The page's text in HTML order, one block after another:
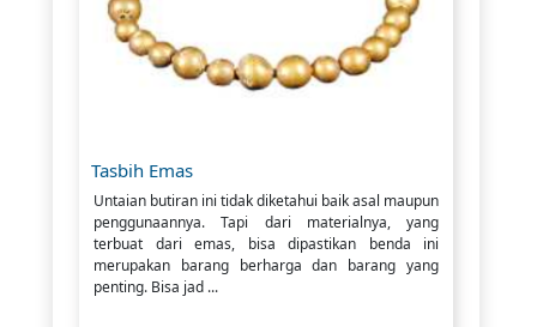
Tasbih Emas
Untaian butiran ini tidak diketahui baik asal maupun
penggunaannya. Tapi dari materialnya, yang
terbuat dari emas, bisa dipastikan benda ini
merupakan barang berharga dan barang yang
penting. Bisa jad ...